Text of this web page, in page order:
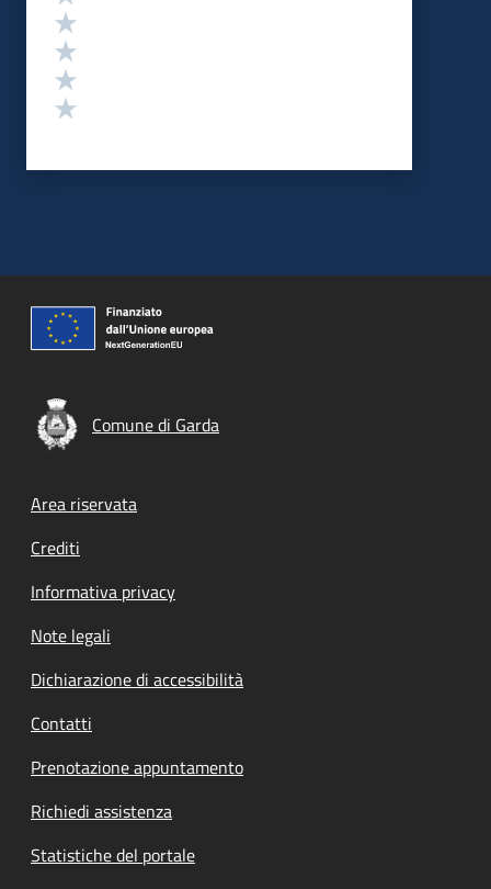
Comune di Garda
Footer menu
Area riservata
Crediti
Informativa privacy
Note legali
Dichiarazione di accessibilità
Contatti
Prenotazione appuntamento
Richiedi assistenza
Statistiche del portale